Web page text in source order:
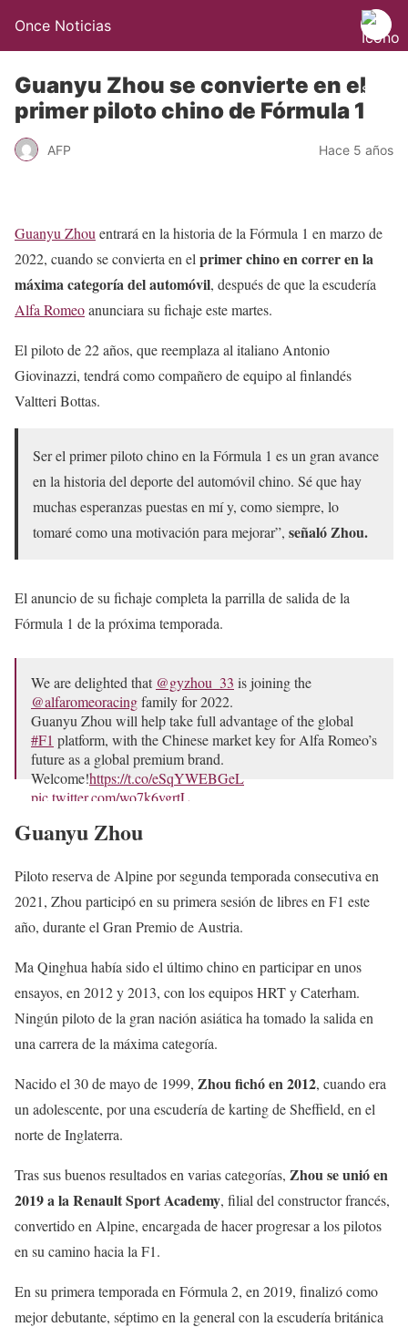
Once Noticias
Guanyu Zhou se convierte en el
primer piloto chino de Fórmula 1
AFP Hace 5 años
Guanyu Zhou entrará en la historia de la Fórmula 1 en marzo de
2022, cuando se convierta en el primer chino en correr en la
máxima categoría del automóvil, después de que la escudería
Alfa Romeoanunciara su fichaje este martes.
El piloto de 22 años, que reemplaza al italiano Antonio
Giovinazzi, tendrá como compañero de equipo al finlandés
Valtteri Bottas.
Ser el primer piloto chino en la Fórmula 1 es un gran avance
en la historia del deporte del automóvil chino. Sé que hay
muchas esperanzas puestas en mí y, como siempre, lo
tomaré como una motivación para mejorar”, señaló Zhou.
El anuncio de su fichaje completa la parrilla de salida de la
Fórmula 1 de la próxima temporada.
We are delighted that @gyzhou_33 is joining the
@alfaromeoracingfamily for 2022.
Guanyu Zhou will help take full advantage of the global
#F1 platform, with the Chinese market key for Alfa Romeo’s
future as a global premium brand.
Welcome!https://t.co/eSqYWEBGeL
pic.twitter.com/wo7k6vgrtL
— Alfa_Romeo (@alfa_romeo)
Guanyu Zhou
Piloto reserva de Alpine por segunda temporada consecutiva en
2021, Zhou participó en su primera sesión de libres en F1 este
año, durante el Gran Premio de Austria.
Ma Qinghua había sido el último chino en participar en unos
ensayos, en 2012 y 2013, con los equipos HRT y Caterham.
Ningún piloto de la gran nación asiática ha tomado la salida en
una carrera de la máxima categoría.
Nacido el 30 de mayo de 1999, Zhou fichó en 2012, cuando era
un adolescente, por una escudería de karting de Sheffield, en el
norte de Inglaterra.
Tras sus buenos resultados en varias categorías, Zhou se unió en
2019 a la Renault Sport Academy, filial del constructor francés,
convertido en Alpine, encargada de hacer progresar a los pilotos
en su camino hacia la F1.
En su primera temporada en Fórmula 2, en 2019, finalizó como
mejor debutante, séptimo en la general con la escudería británica